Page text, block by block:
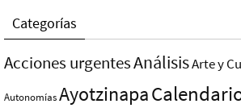
Categorías
Acciones urgentesAnálisisArte y
AutonomíasAyotzinapa